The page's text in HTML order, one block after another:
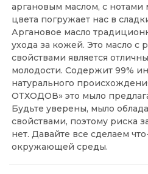
аргановым маслом, с нотами
цвета погружает нас в
Аргановое масло
ухода за кожей. Это масло
свойствами является
молодости. Содержит 99%
натурального
ОТХОДОВ» это мыло
Будьте уверены, мыло
свойствами, поэтому риска
нет. Давайте все сделаем
окружающей среды.